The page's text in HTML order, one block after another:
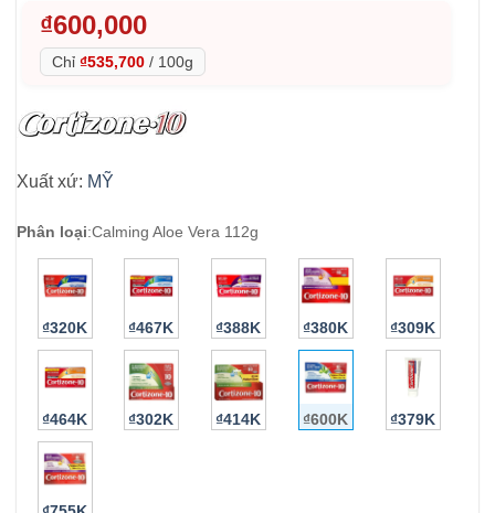
₫600,000
Chỉ ₫535,700 / 100g
Xuất xứ: MỸ
Phân loại:Calming Aloe Vera 112g
₫320K ₫467K ₫388K ₫380K ₫309K
₫464K ₫302K ₫414K ₫600K ₫379K